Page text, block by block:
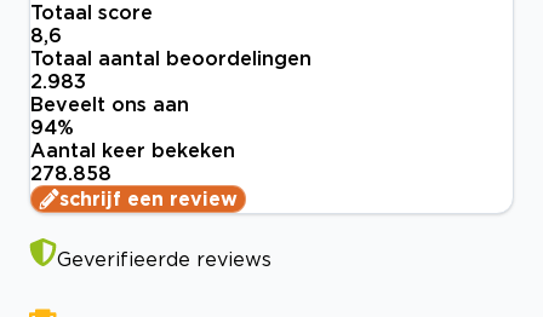
Totaal score
8,6
Totaal aantal beoordelingen
2.983
Beveelt ons aan
94%
Aantal keer bekeken
278.858
schrijf een review
Geverifieerde reviews